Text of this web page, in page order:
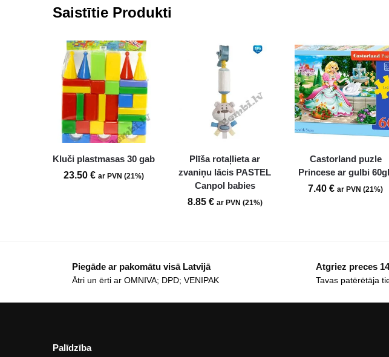
Saistītie Produkti
Kluči plastmasas 30 gab
23.50€ ar PVN (21%)
Plīša rotaļlieta ar
zvaniņu lācis PASTEL
Canpol babies
8.85 € ar PVN (21%)
Castorland puzle
Princese ar gulbi
7.40€ ar PVN (21%)
Piegāde ar pakomātu visā Latvijā
Ātri un ērti ar OMNIVA; DPD; VENIPAK
Atgriez preces
Tavas patērētāja
Palīdzība